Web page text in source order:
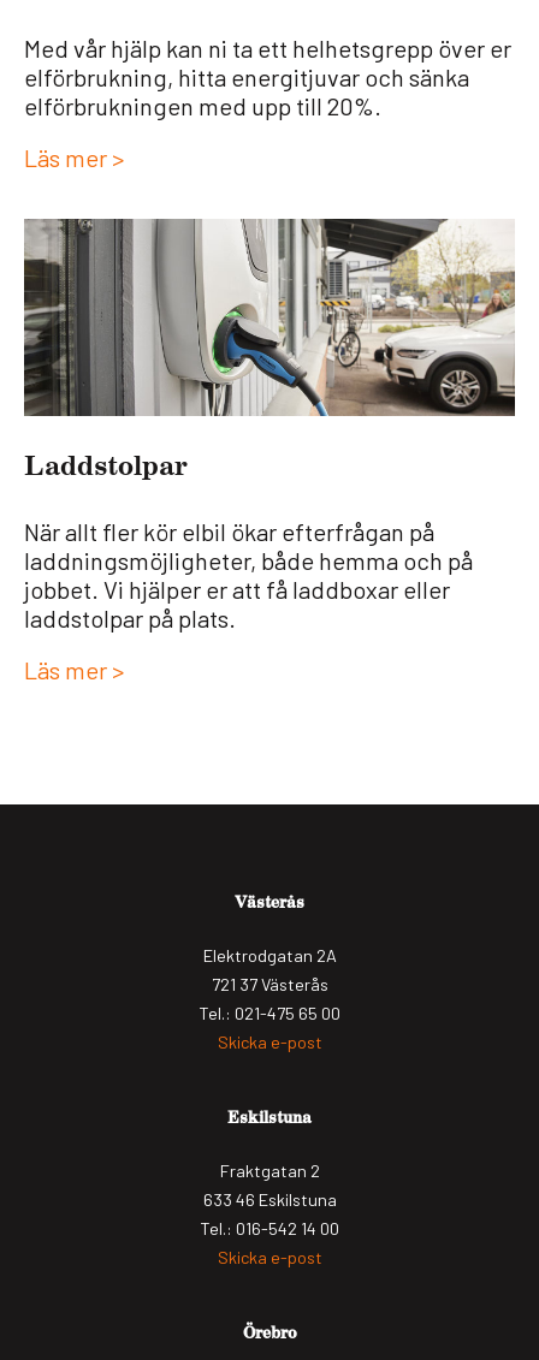
Med vår hjälp kan ni ta ett helhetsgrepp över er
elförbrukning, hitta energitjuvar och sänka
elförbrukningen med upp till 20%.
Läs mer >
Laddstol­par
När allt fler kör elbil ökar efterfrågan på
laddningsmöjligheter, både hemma och på
jobbet. Vi hjälper er att få laddboxar eller
laddstolpar på plats.
Läs mer >
Västerås
Elektrodgatan 2A
721 37 Västerås
Tel.: 021-475 65 00
Skicka e-post
Eskilstuna
Fraktgatan 2
633 46 Eskilstuna
Tel.: 016-542 14 00
Skicka e-post
Örebro